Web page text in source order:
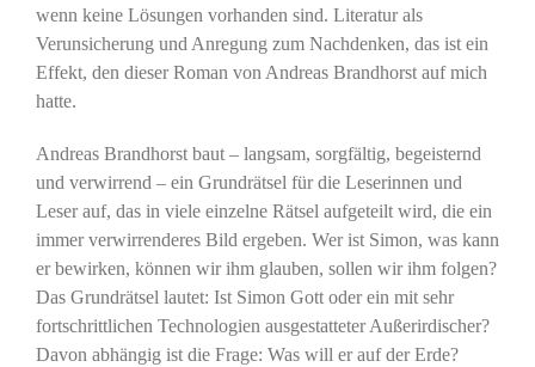
wenn keine Lösungen vorhanden sind. Literatur als
Verunsicherung und Anregung zum Nachdenken, das ist ein
Effekt, den dieser Roman von Andreas Brandhorst auf mich
hatte.
Andreas Brandhorst baut – langsam, sorgfältig, begeisternd
und verwirrend – ein Grundrätsel für die Leserinnen und
Leser auf, das in viele einzelne Rätsel aufgeteilt wird, die ein
immer verwirrenderes Bild ergeben. Wer ist Simon, was kann
er bewirken, können wir ihm glauben, sollen wir ihm folgen?
Das Grundrätsel lautet: Ist Simon Gott oder ein mit sehr
fortschrittlichen Technologien ausgestatteter Außerirdischer?
Davon abhängig ist die Frage: Was will er auf der Erde?